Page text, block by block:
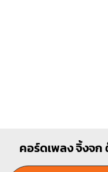
คอร์ดเพลง จิ้งจก